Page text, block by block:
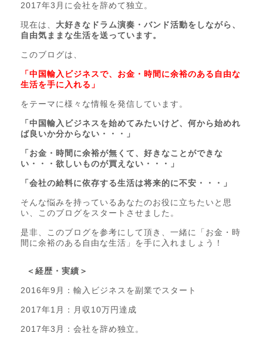
2017年3月に会社を辞めて独立。
現在は、 大好きなドラム演奏・バンド活動をしながら、
自由気ままな生活を送っています。
このブログは、
「中国輸入ビジネスで、お金・時間に余裕のある自由な
生活を手に入れる」
をテーマに様々な情報を発信しています。
「中国輸入ビジネスを始めてみたいけど、何から始めれ
ば良いか分からない・・・」
「お金・時間に余裕が無くて、好きなことができな
い・・・欲しいものが買えない・・・」
「会社の給料に依存する生活は将来的に不安・・・」
そんな悩みを持っているあなたのお役に立ちたいと思
い、このブログをスタートさせました。
是非、このブログを参考にして頂き、一緒に「お金・時
間に余裕のある自由な生活」を手に入れましょう！
＜経歴・実績＞
2016年9月：輸入ビジネスを副業でスタート
2017年1月：月収10万円達成
2017年3月：会社を辞め独立。